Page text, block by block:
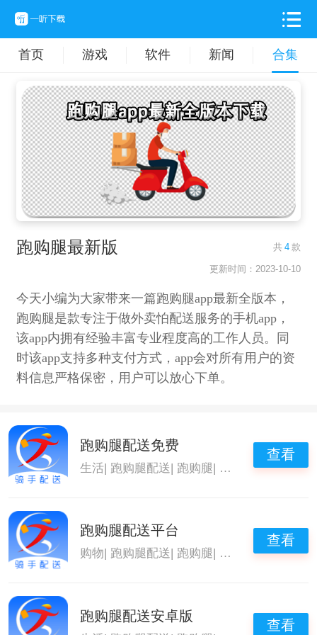
首页 游戏 软件 新闻 合集
跑购腿最新版 共 4 款
更新时间：2023-10-10
今天小编为大家带来一篇跑购腿app最新全版本，
跑购腿是款专注于做外卖怕配送服务的手机app，
该app内拥有经验丰富专业程度高的工作人员。同
时该app支持多种支付方式，app会对所有用户的资
料信息严格保密，用户可以放心下单。
跑购腿配送免费
生活| 跑购腿配送| 跑购腿| 跑购腿最新版
查看
跑购腿配送平台
购物 跑购腿配送 跑购腿 跑购腿最新版
查看
跑购腿配送安卓版
查看